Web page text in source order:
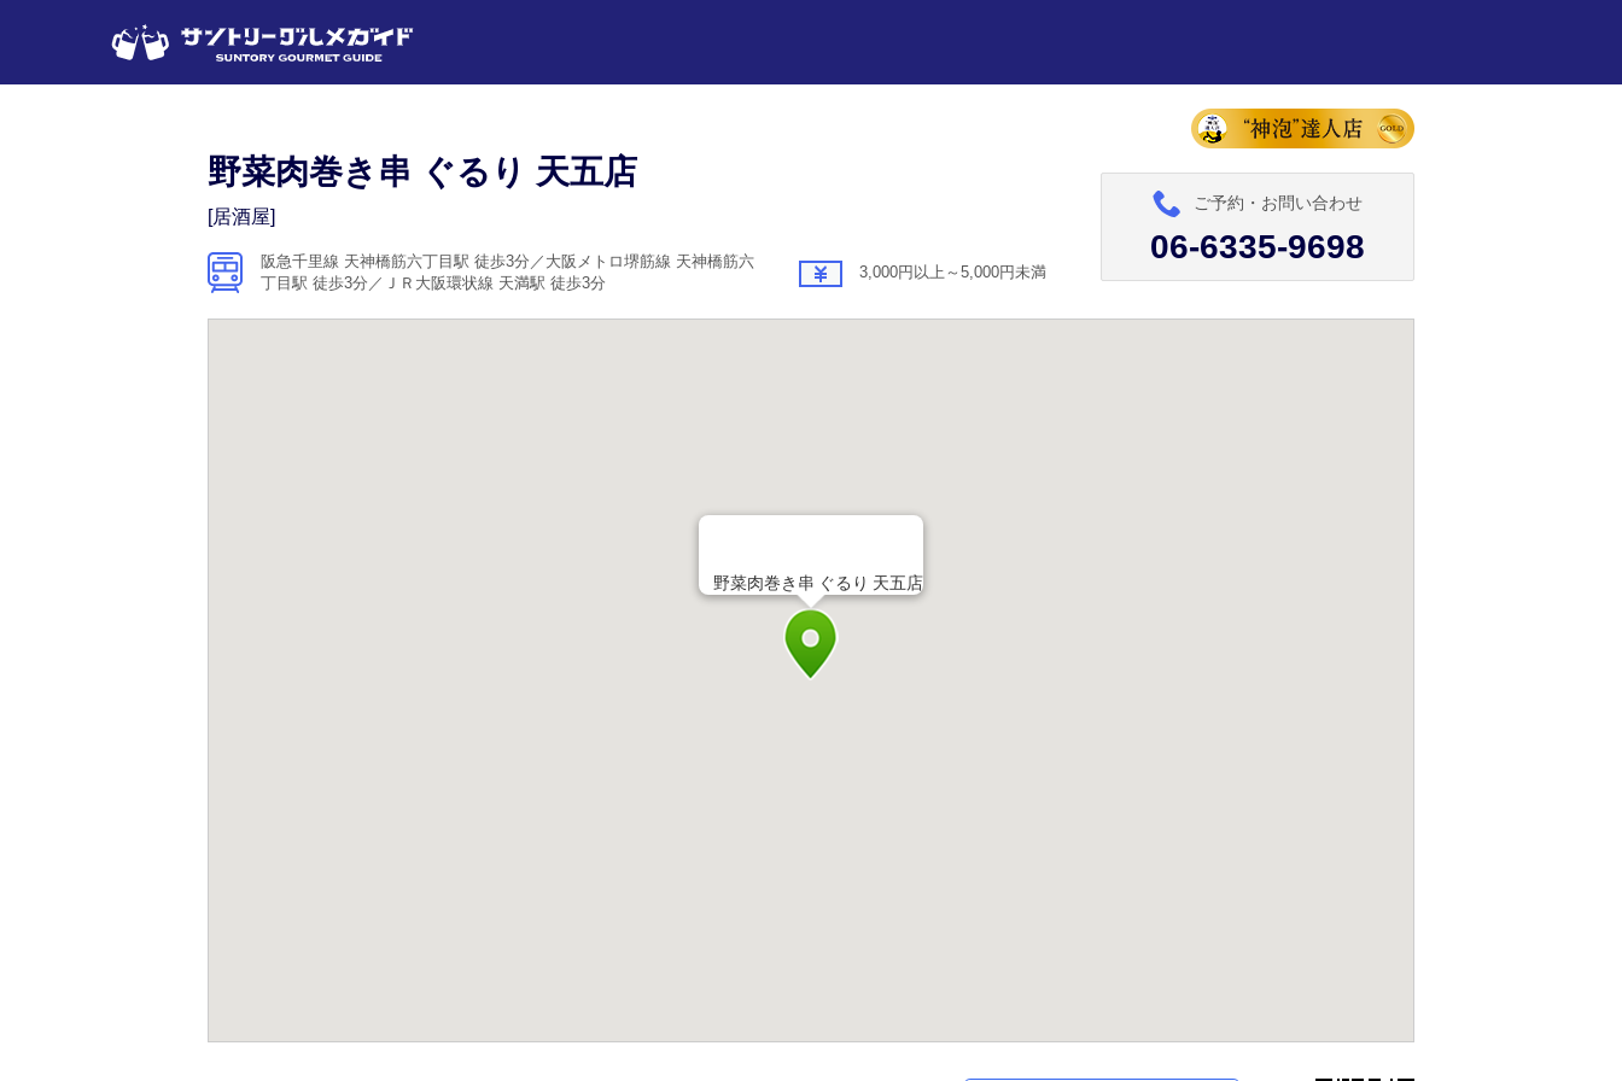
野菜肉巻き串 ぐるり 天五店
[居酒屋]
阪急千里線 天神橋筋六丁目駅 徒歩3分／大阪メトロ堺筋線 天神橋筋六
丁目駅 徒歩3分／ＪＲ大阪環状線 天満駅 徒歩3分
3,000円以上～5,000円未満
ご予約・お問い合わせ
06-6335-9698
野菜肉巻き串 ぐるり 天五店